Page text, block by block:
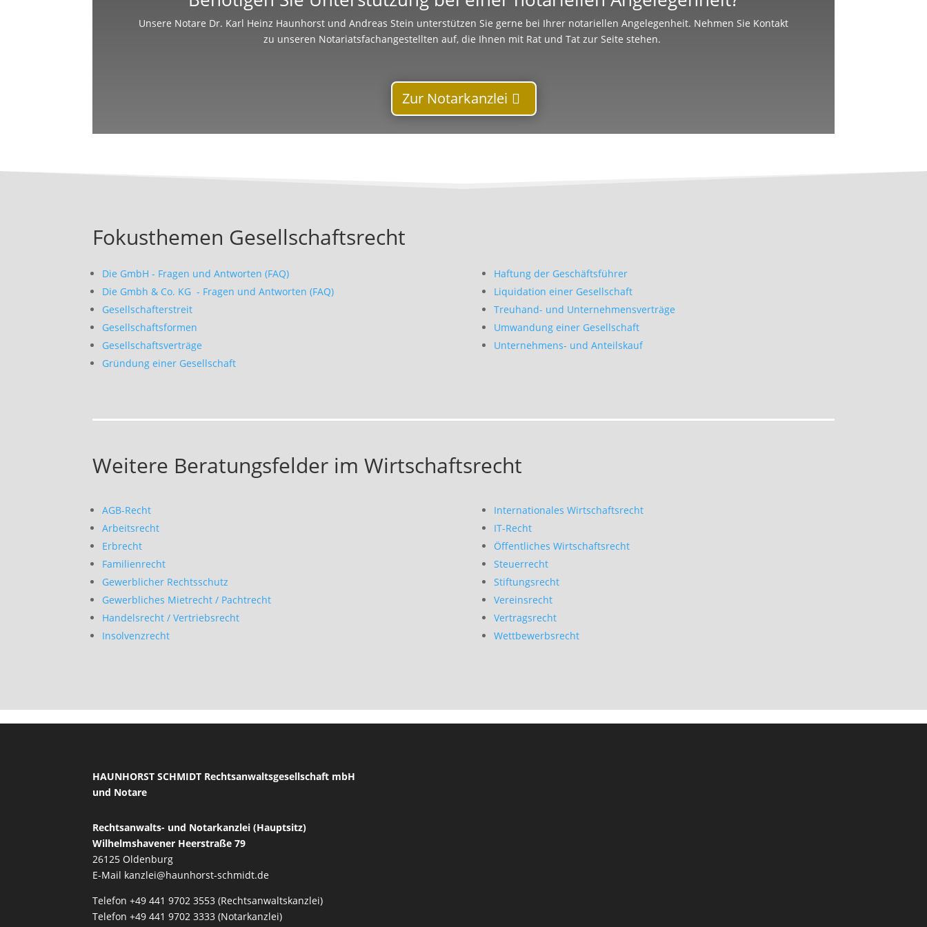
Unsere Notare Dr. Karl Heinz Haunhorst und Andreas Stein unterstützen Sie gerne bei Ihrer notariellen Angelegenheit. Nehmen Sie Kontakt
zu unseren Notariatsfachangestellten auf, die Ihnen mit Rat und Tat zur Seite stehen.
Zur Notarkanzlei
Fokusthemen Gesellschaftsrecht
Die GmbH - Fragen und Antworten (FAQ)
Die Gmbh & Co. KG - Fragen und Antworten (FAQ)
Gesellschafterstreit
Gesellschaftsformen
Gesellschaftsverträge
Gründung einer Gesellschaft
Haftung der Geschäftsführer
Liquidation einer Gesellschaft
Treuhand- und Unternehmensverträge
Umwandung einer Gesellschaft
Unternehmens- und Anteilskauf
Weitere Beratungsfelder im Wirtschaftsrecht
AGB-Recht
Arbeitsrecht
Erbrecht
Familienrecht
Gewerblicher Rechtsschutz
Gewerbliches Mietrecht / Pachtrecht
Handelsrecht / Vertriebsrecht
Insolvenzrecht
Internationales Wirtschaftsrecht
IT-Recht
Öffentliches Wirtschaftsrecht
Steuerrecht
Stiftungsrecht
Vereinsrecht
Vertragsrecht
Wettbewerbsrecht
HAUNHORST SCHMIDT Rechtsanwaltsgesellschaft mbH
und Notare
Rechtsanwalts- und Notarkanzlei (Hauptsitz)
Wilhelmshavener Heerstraße 79
26125 Oldenburg
E-Mail kanzlei@haunhorst-schmidt.de
Telefon +49 441 9702 3553 (Rechtsanwaltskanzlei)
Telefon +49 441 9702 3333 (Notarkanzlei)